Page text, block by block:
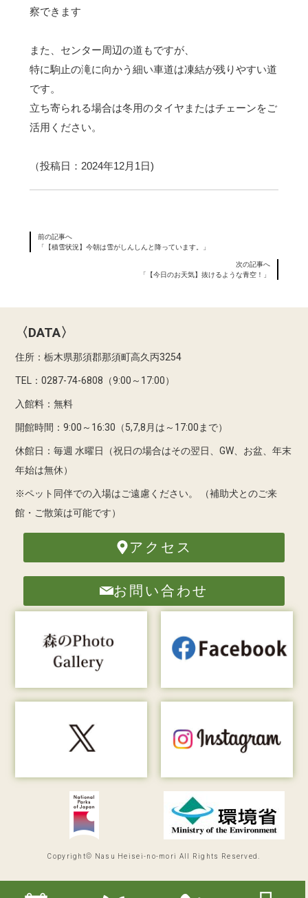
察できます
また、センター周辺の道もですが、
特に駒止の滝に向かう細い車道は凍結が残りやすい道
です。
立ち寄られる場合は冬用のタイヤまたはチェーンをご
活用ください。
（投稿日：2024年12月1日)
前の記事へ
「【積雪状況】今朝は雪がしんしんと降っています。」
次の記事へ
「【今日のお天気】抜けるような青空！」
〈DATA〉
住所：栃木県那須郡那須町高久丙3254
TEL：0287-74-6808（9:00～17:00）
入館料：無料
開館時間：9:00～16:30（5,7,8月は～17:00まで）
休館日：毎週 水曜日（祝日の場合はその翌日、GW、お盆、年末
年始は無休）
※ペット同伴での入場はご遠慮ください。
（補助犬とのご来
館・ご散策は可能です）
アクセス
お問い合わせ
Copyright© Nasu Heisei-no-mori All Rights Reserved.